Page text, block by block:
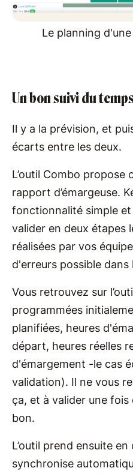
Le planning
Un bon suivi du
Il y a la prévision, et
écarts entre les deux.
L’outil Combo propose
rapport d’émargeuse.
fonctionnalité simple
valider en deux étapes
réalisées par vos
d'erreurs possible dans
Vous retrouvez sur
programmées
planifiées, heures
départ, heures réelles
d'émargement -le cas
validation). Il ne vous
ça, et à valider une fois
bon.
L’outil prend ensuite
synchronise